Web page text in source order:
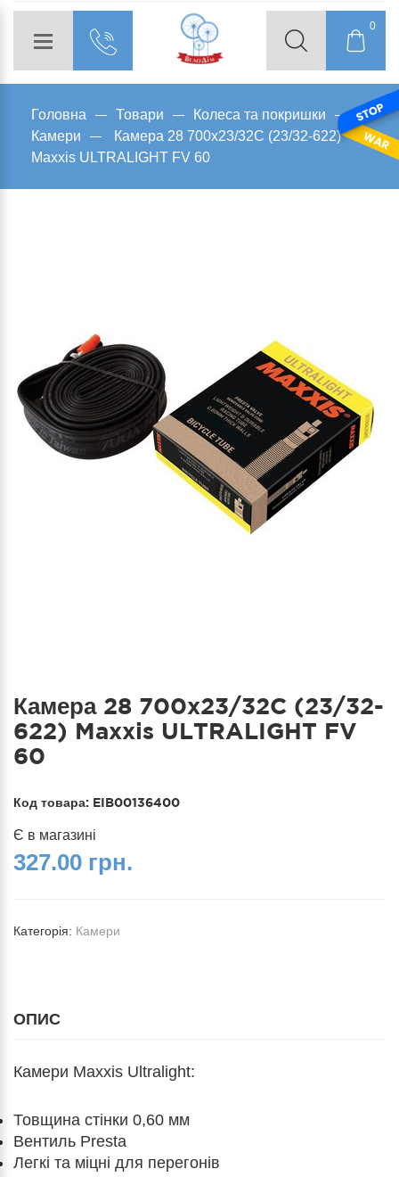
0
Головна Товари
Колеса та покришки
Камери
Камера 28 700x23/32C (23/32-622)
Maxxis ULTRALIGHT FV 60
Камера 28 700x23/32C (23/32-
622) Maxxis ULTRALIGHT FV
60
Код товара: EIB00136400
Є в магазині
327.00 грн.
Категорія: Камери
ОПИС
Камери Maxxis Ultralight:
Товщина стінки 0,60 мм
Вентиль Presta
Легкі та міцні для перегонів